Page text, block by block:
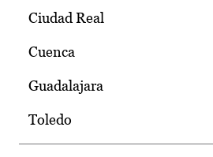
Ciudad Real
Cuenca
Guadalajara
Toledo